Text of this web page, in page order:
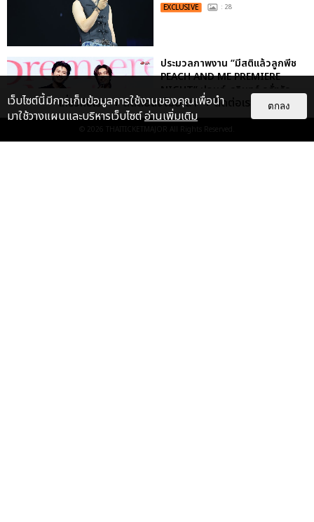
EXCLUSIVE : 28
ประมวลภาพงาน “มีสติแล้วลูกพีช
PEACH AND ME PREMIERE
NIGHT” ปอนด์-ภูวินทร์ คลั่งรัก
หวา...
EXCLUSIVE : 16
เกี่ยวกับเรา ติดต่อลงโฆษณา ติดต่อเรา
© 2026 THAITICKETMAJOR All Rights Reserved.
เว็บไซต์นี้มีการเก็บข้อมูลการใช้งานของคุณเพื่อนำ
มาใช้วางแผนและบริหารเว็บไซต์อ่านเพิ่มเติม
ตกลง